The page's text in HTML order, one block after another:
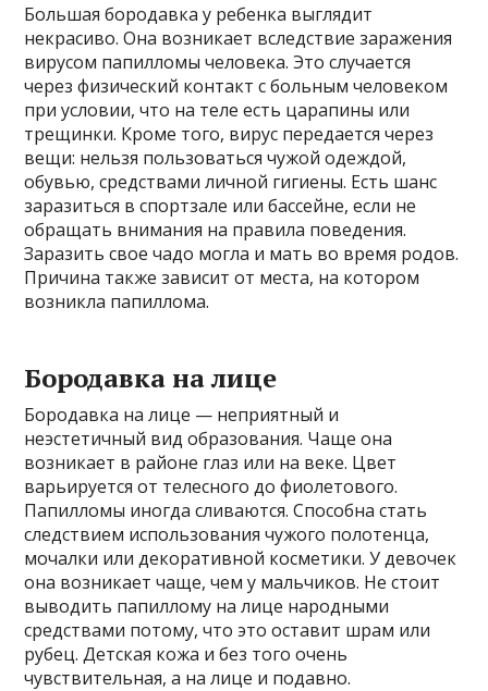
Большая бородавка у ребенка выглядит
некрасиво. Она возникает вследствие заражения
вирусом папилломы человека. Это случается
через физический контакт с больным человеком
при условии, что на теле есть царапины или
трещинки. Кроме того, вирус передается через
вещи: нельзя пользоваться чужой одеждой,
обувью, средствами личной гигиены. Есть шанс
заразиться в спортзале или бассейне, если не
обращать внимания на правила поведения.
Заразить свое чадо могла и мать во время родов.
Причина также зависит от места, на котором
возникла папиллома.
Бородавка на лице
Бородавка на лице — неприятный и
неэстетичный вид образования. Чаще она
возникает в районе глаз или на веке. Цвет
варьируется от телесного до фиолетового.
Папилломы иногда сливаются. Способна стать
следствием использования чужого полотенца,
мочалки или декоративной косметики. У девочек
она возникает чаще, чем у мальчиков. Не стоит
выводить папиллому на лице народными
средствами потому, что это оставит шрам или
рубец. Детская кожа и без того очень
чувствительная, а на лице и подавно.